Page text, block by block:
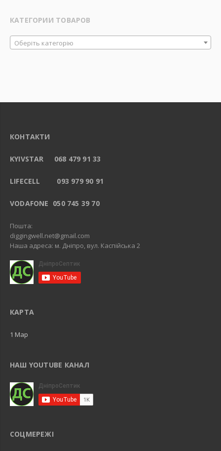
КАТЕГОРИИ ТОВАРОВ
Оберіть категорію
КОНТАКТИ
KYIVSTAR 068 479 91 33
LIFECELL 093 979 90 91
VODAFONE 050 745 39 70
Пошта:
diggingwell.net@gmail.com
Наша адреса: м. Дніпро, вул. Каспійська 2
КАРТА
1 Map
НАШ YOUTUBE КАНАЛ
СОЦМЕРЕЖІ